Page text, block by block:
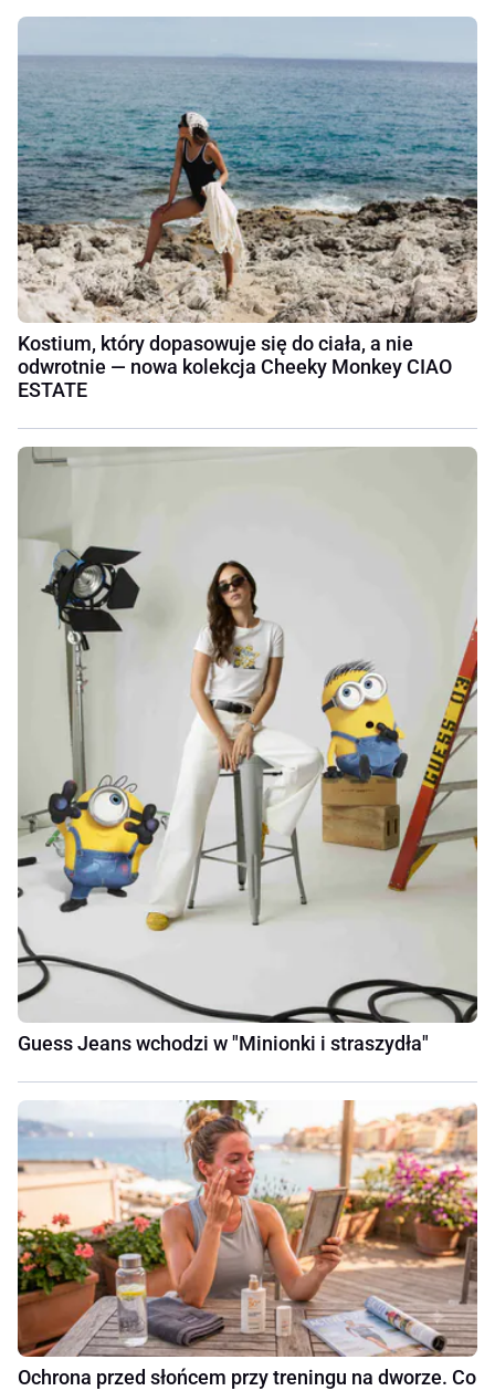
Kostium, który dopasowuje się do ciała, a nie
odwrotnie — nowa kolekcja Cheeky Monkey CIAO
ESTATE
Guess Jeans wchodzi w "Minionki i straszydła"
Ochrona przed słońcem przy treningu na dworze. Co